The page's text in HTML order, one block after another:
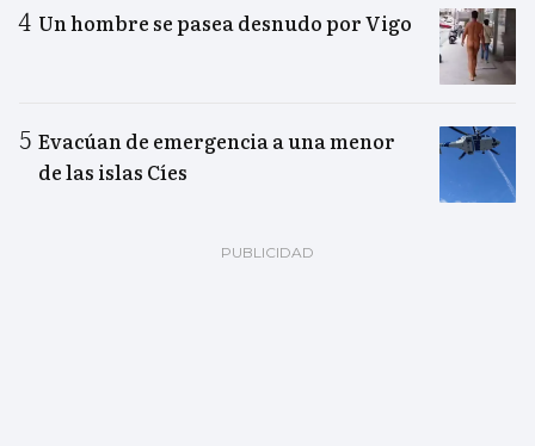
Un hombre se pasea desnudo por Vigo
Evacúan de emergencia a una menor
de las islas Cíes